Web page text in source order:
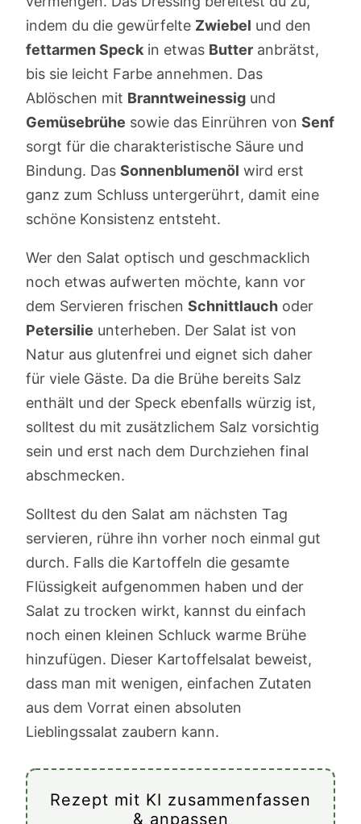
indem du die gewürfelte Zwiebel und den
fettarmen Speck in etwas Butter anbrätst,
bis sie leicht Farbe annehmen. Das
Ablöschen mit Branntweinessig und
Gemüsebrühe sowie das Einrühren von Senf
sorgt für die charakteristische Säure und
Bindung. Das Sonnenblumenöl wird erst
ganz zum Schluss untergerührt, damit eine
schöne Konsistenz entsteht.
Wer den Salat optisch und geschmacklich
noch etwas aufwerten möchte, kann vor
dem Servieren frischen Schnittlauch oder
Petersilie unterheben. Der Salat ist von
Natur aus glutenfrei und eignet sich daher
für viele Gäste. Da die Brühe bereits Salz
enthält und der Speck ebenfalls würzig ist,
solltest du mit zusätzlichem Salz vorsichtig
sein und erst nach dem Durchziehen final
abschmecken.
Solltest du den Salat am nächsten Tag
servieren, rühre ihn vorher noch einmal gut
durch. Falls die Kartoffeln die gesamte
Flüssigkeit aufgenommen haben und der
Salat zu trocken wirkt, kannst du einfach
noch einen kleinen Schluck warme Brühe
hinzufügen. Dieser Kartoffelsalat beweist,
dass man mit wenigen, einfachen Zutaten
aus dem Vorrat einen absoluten
Lieblingssalat zaubern kann.
Rezept mit KI zusammenfassen
& anpassen